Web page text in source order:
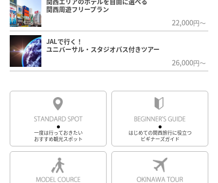
関西周遊フリープラン
22,000円～
JALで行く！
ユニバーサル・スタジオパス付きツアー
26,000円～
一度は行っておきたい
おすすめ観光スポット
はじめての関西旅行に役立つ
ビギナーズガイド